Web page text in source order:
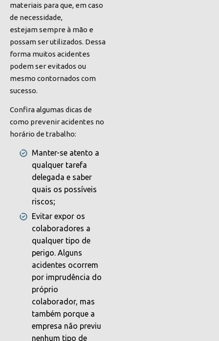
materiais para que, em caso
de necessidade,
estejam sempre à mão e
possam ser utilizados. Dessa
forma muitos acidentes
podem ser evitados ou
mesmo contornados com
sucesso.
Confira algumas dicas de
como prevenir acidentes no
horário de trabalho:
Manter-se atento a
qualquer tarefa
delegada e saber
quais os possíveis
riscos;
Evitar expor os
colaboradores a
qualquer tipo de
perigo. Alguns
acidentes ocorrem
por imprudência do
próprio
colaborador, mas
também porque a
empresa não previu
nenhum tipo de